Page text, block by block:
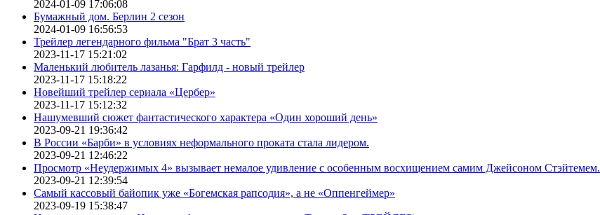
2024-01-09 17:06:08
Бумажный дом. Берлин 2 сезон
2024-01-09 16:56:53
Трейлер легендарного фильма "Брат 3 часть"
2023-11-17 15:21:02
Маленький любитель лазанья: Гарфилд - новый трейлер
2023-11-17 15:18:22
Новейший трейлер сериала «Цербер»
2023-11-17 15:12:32
Нашумевший сюжет фантастического характера «Один хороший день»
2023-09-21 19:36:42
В России «Барби» в условиях неформального проката стала лидером.
2023-09-21 12:46:22
Просмотр «Неудержимых 4» вызывает немалое удивление с особенным восхищением самим Джейсоном Стэйтемем.
2023-09-21 12:39:54
Самый кассовый байопик уже «Богемская рапсодия», а не «Оппенгеймер»
2023-09-19 15:38:47